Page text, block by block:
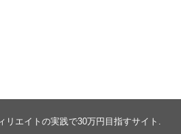
リエイトの実践で30万円目指すサイト .